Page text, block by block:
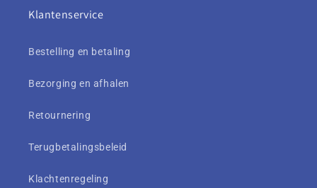
Klantenservice
Bestelling en betaling
Bezorging en afhalen
Retournering
Terugbetalingsbeleid
Klachtenregeling